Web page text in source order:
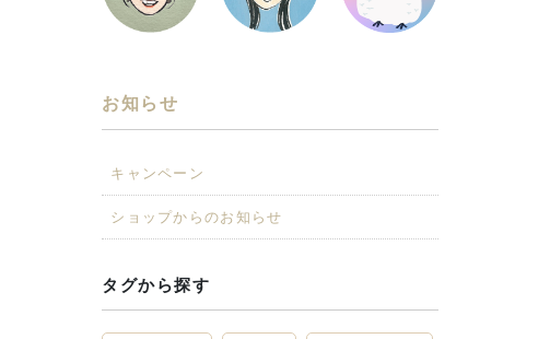
お知らせ
キャンペーン
ショップからのお知らせ
タグから探す